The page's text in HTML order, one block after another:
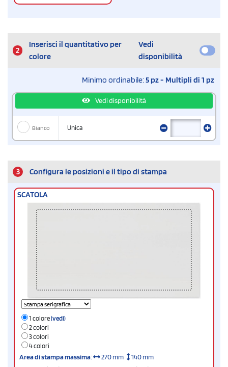
2
Inserisci il quantitativo per
colore
Vedi
disponibilità
Minimo ordinabile:5 pz - Multipli di 1 pz
Vedi disponibilità
Bianco Unica
3 Configura le posizioni e il tipo di stampa
SCATOLA
1 colore(vedi)
2 colori
3 colori
4 colori
Area di stampa massima: 270 mm 140 mm